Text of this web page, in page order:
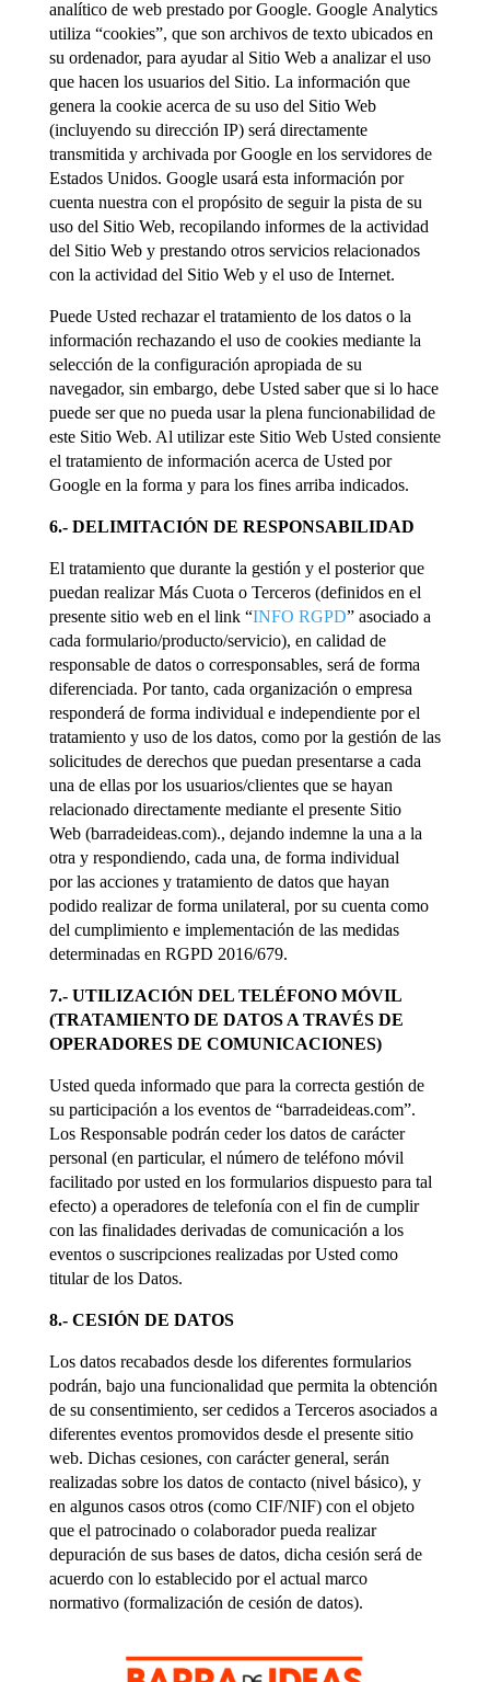
analítico de web prestado por Google. Google Analytics
utiliza “cookies”, que son archivos de texto ubicados en
su ordenador, para ayudar al Sitio Web a analizar el uso
que hacen los usuarios del Sitio. La información que
genera la cookie acerca de su uso del Sitio Web
(incluyendo su dirección IP) será directamente
transmitida y archivada por Google en los servidores de
Estados Unidos. Google usará esta información por
cuenta nuestra con el propósito de seguir la pista de su
uso del Sitio Web, recopilando informes de la actividad
del Sitio Web y prestando otros servicios relacionados
con la actividad del Sitio Web y el uso de Internet.
Puede Usted rechazar el tratamiento de los datos o la
información rechazando el uso de cookies mediante la
selección de la configuración apropiada de su
navegador, sin embargo, debe Usted saber que si lo hace
puede ser que no pueda usar la plena funcionabilidad de
este Sitio Web. Al utilizar este Sitio Web Usted consiente
el tratamiento de información acerca de Usted por
Google en la forma y para los fines arriba indicados.
6.- DELIMITACIÓN DE RESPONSABILIDAD
El tratamiento que durante la gestión y el posterior que
puedan realizar Más Cuota o Terceros (definidos en el
presente sitio web en el link “INFO RGPD” asociado a
cada formulario/producto/servicio), en calidad de
responsable de datos o corresponsables, será de forma
diferenciada. Por tanto, cada organización o empresa
responderá de forma individual e independiente por el
tratamiento y uso de los datos, como por la gestión de las
solicitudes de derechos que puedan presentarse a cada
una de ellas por los usuarios/clientes que se hayan
relacionado directamente mediante el presente Sitio
Web (barradeideas.com)., dejando indemne la una a la
otra y respondiendo, cada una, de forma individual
por las acciones y tratamiento de datos que hayan
podido realizar de forma unilateral, por su cuenta como
del cumplimiento e implementación de las medidas
determinadas en RGPD 2016/679.
7.- UTILIZACIÓN DEL TELÉFONO MÓVIL
(TRATAMIENTO DE DATOS A TRAVÉS DE
OPERADORES DE COMUNICACIONES)
Usted queda informado que para la correcta gestión de
su participación a los eventos de “barradeideas.com”.
Los Responsable podrán ceder los datos de carácter
personal (en particular, el número de teléfono móvil
facilitado por usted en los formularios dispuesto para tal
efecto) a operadores de telefonía con el fin de cumplir
con las finalidades derivadas de comunicación a los
eventos o suscripciones realizadas por Usted como
titular de los Datos.
8.- CESIÓN DE DATOS
Los datos recabados desde los diferentes formularios
podrán, bajo una funcionalidad que permita la obtención
de su consentimiento, ser cedidos a Terceros asociados a
diferentes eventos promovidos desde el presente sitio
web. Dichas cesiones, con carácter general, serán
realizadas sobre los datos de contacto (nivel básico), y
en algunos casos otros (como CIF/NIF) con el objeto
que el patrocinado o colaborador pueda realizar
depuración de sus bases de datos, dicha cesión será de
acuerdo con lo establecido por el actual marco
normativo (formalización de cesión de datos).